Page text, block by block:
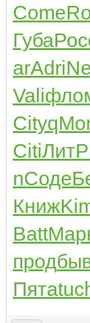
Come
Губа
arAdri
Vali
City
CitiЛитР
nСоде
Книж
Batt
прод
Пята